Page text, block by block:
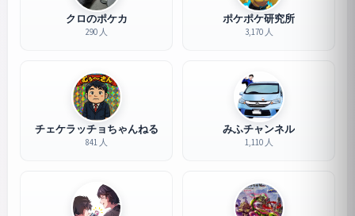
クロのポケカ
290 人
ポケポケ研究所
3,170 人
チェケラッチョちゃんねる
841 人
みふチャンネル
1,110 人